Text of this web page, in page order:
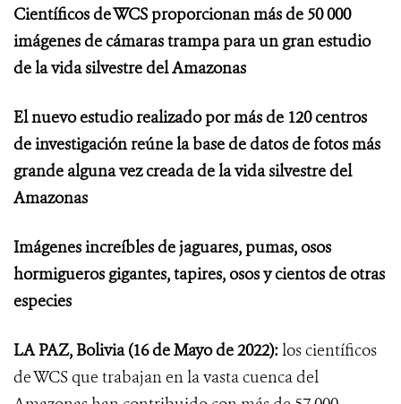
Científicos de WCS proporcionan más de 50 000
imágenes de cámaras trampa para un gran estudio
de la vida silvestre del Amazonas
El nuevo estudio realizado por más de 120 centros
de investigación reúne la base de datos de fotos más
grande alguna vez creada de la vida silvestre del
Amazonas
Imágenes increíbles de jaguares, pumas, osos
hormigueros gigantes, tapires, osos y cientos de otras
especies
LA PAZ, Bolivia(16 de Mayo de 2022):los científicos
de WCS que trabajan en la vasta cuenca del